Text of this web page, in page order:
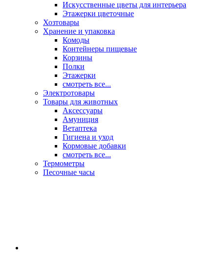
Искусственные цветы для интерьера
Этажерки цветочные
Хозтовары
Хранение и упаковка
Комоды
Контейнеры пищевые
Корзины
Полки
Этажерки
смотреть все...
Электротовары
Товары для животных
Аксессуары
Амуниция
Ветаптека
Гигиена и уход
Кормовые добавки
смотреть все...
Термометры
Песочные часы